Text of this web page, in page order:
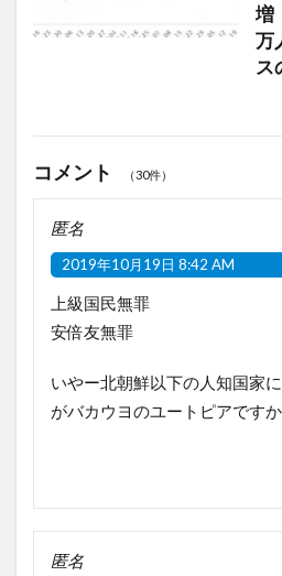
増
万
ス
コメント （30件）
匿名
2019年10月19日 8:42 AM
上級国民無罪
安倍友無罪
いやー北朝鮮以下の人知国家
がバカウヨのユートピアです
匿名